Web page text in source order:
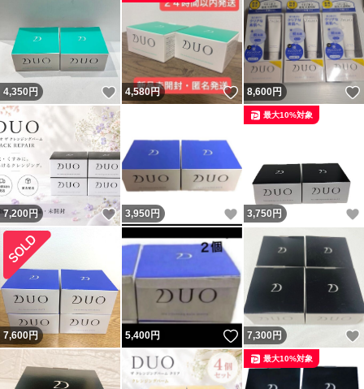
4,350円 いいね！
4,580円 いいね！
8,600円
7,200円 いいね！
3,950 円 いいね！
3,750 円
最大10%対象
7,600円 5,400円 いいね！
7,300 円
最大10%対象